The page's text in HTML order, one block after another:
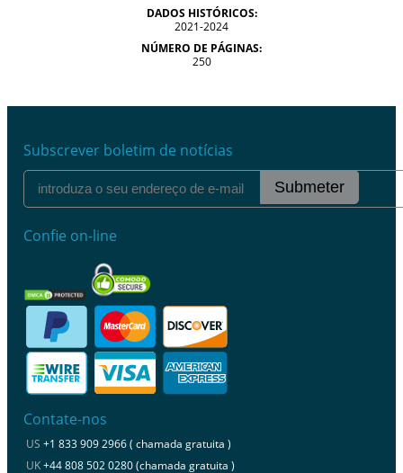
DADOS HISTÓRICOS:
2021-2024
NÚMERO DE PÁGINAS:
250
Subscrever boletim de notícias
Submeter
Confie on-line
Contate-nos
US +1 833 909 2966 ( chamada gratuita )
UK+44 808 502 0280 (chamada gratuita )